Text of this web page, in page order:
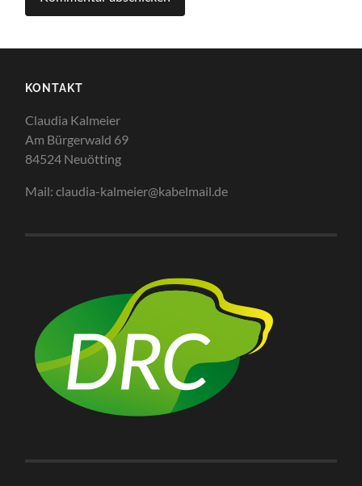
KONTAKT
Claudia Kalmeier
Am Bürgerwald 69
84524 Neuötting
Mail: claudia-kalmeier@kabelmail.de